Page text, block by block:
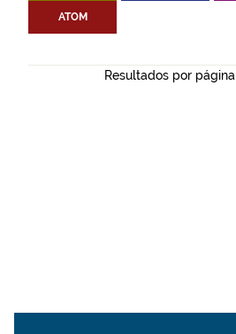
ATOM
Resultados por página